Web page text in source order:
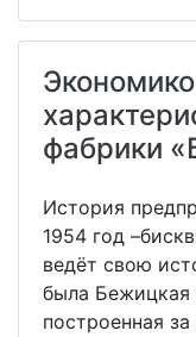
фабрики
История
1954 год
ведёт свою
была Бежицкая
построенная